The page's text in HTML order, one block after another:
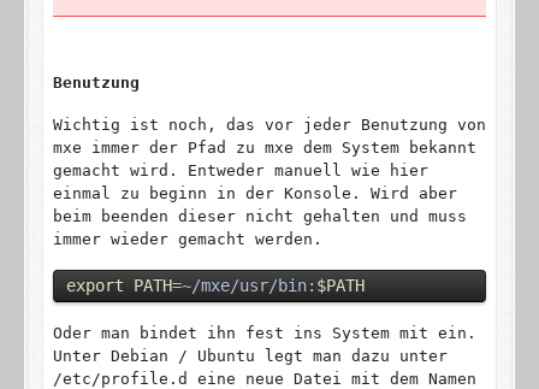
Benutzung
Wichtig ist noch, das vor jeder Benutzung von
mxe immer der Pfad zu mxe dem System bekannt
gemacht wird. Entweder manuell wie hier
einmal zu beginn in der Konsole. Wird aber
beim beenden dieser nicht gehalten und muss
immer wieder gemacht werden.
export PATH=~/mxe/usr/bin: $PATH
Oder man bindet ihn fest ins System mit ein.
Unter Debian / Ubuntu legt man dazu unter
/etc/profile.d eine neue Datei mit dem Namen